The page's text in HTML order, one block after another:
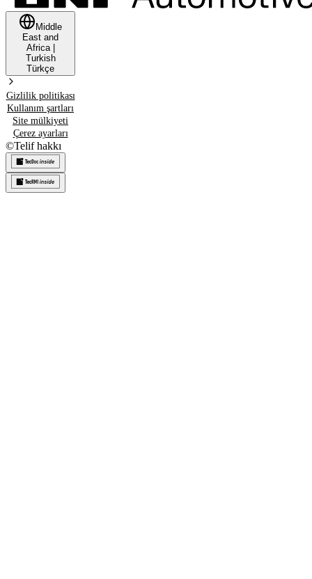
Middle
East and
Africa|
Turkish
Türkçe
Gizlilik politikası
Kullanım şartları
Site mülkiyeti
Çerez ayarları
©Telif hakkı